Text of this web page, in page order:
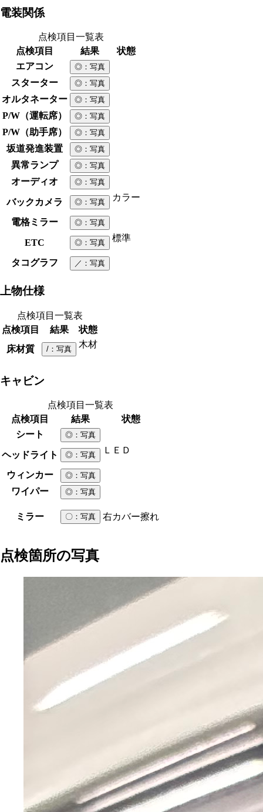
電装関係
点検項目一覧表
点検項目
結果
状態
エアコン
◎ ：写真
スターター ◎ ：写真
オルタネーター ◎ ：写真
P/W（運転席） ◎ ：写真
P/W（助手席） ◎ ：写真
坂道発進装置 ◎ ：写真
異常ランプ ◎ ：写真
オーディオ ◎ ：写真
バックカメラ ◎ ：写真 カラー
電格ミラー ◎ ：写真
ETC ◎ ：写真 標準
タコグラフ ／ ：写真
上物仕様
点検項目一覧表
点検項目
結果
状態
床材質
/ ：写真 木材
キャビン
点検項目一覧表
点検項目
結果
状態
シート
◎ ：写真
ヘッドライト ◎ ：写真 ＬＥＤ
ウィンカー ◎ ：写真
ワイパー ◎ ：写真
ミラー 〇 ：写真 右カバー擦れ
点検箇所の写真